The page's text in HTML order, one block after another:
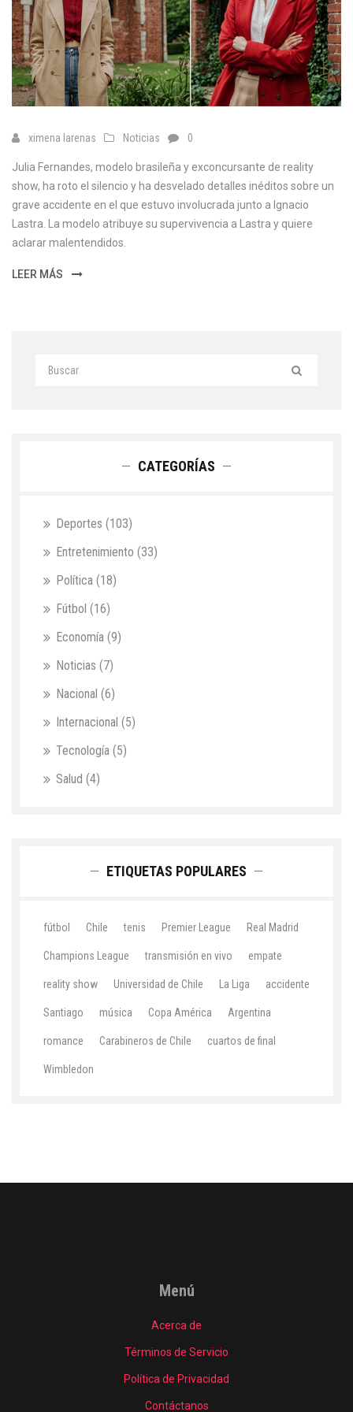
ximena larenas Noticias 0
Julia Fernandes, modelo brasileña y exconcursante de reality
show, ha roto el silencio y ha desvelado detalles inéditos sobre un
grave accidente en el que estuvo involucrada junto a Ignacio
Lastra. La modelo atribuye su supervivencia a Lastra y quiere
aclarar malentendidos.
LEER MÁS
CATEGORÍAS
Deportes (103)
Entretenimiento (33)
Política (18)
Fútbol (16)
Economía (9)
Noticias (7)
Nacional (6)
Internacional (5)
Tecnología (5)
Salud (4)
ETIQUETAS POPULARES
fútbol Chile tenis Premier League Real Madrid
Champions League transmisión en vivo empate
reality show Universidad de Chile La Liga accidente
Santiago música Copa América Argentina
romance Carabineros de Chile cuartos de final
Wimbledon
Menú
Acerca de
Términos de Servicio
Política de Privacidad
Contáctanos